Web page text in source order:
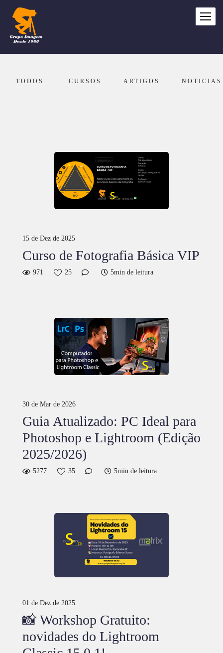
TODOS CURSOS ARTIGOS NOTICIAS
15 de Dez de 2025
Curso de Fotografia Básica VIP
971 25 5min de leitura
30 de Mar de 2026
Guia Atualizado: PC Ideal para
Photoshop e Lightroom (Edição
2025/2026)
5277 35 5min de leitura
01 de Dez de 2025
📸 Workshop Gratuito:
novidades do Lightroom